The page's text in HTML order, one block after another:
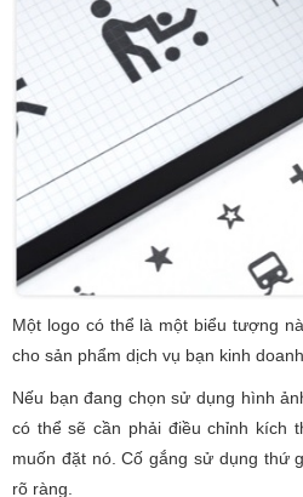
Một logo có thể là một biểu tượng
cho sản phẩm dịch vụ bạn kinh
Nếu bạn đang chọn sử dụng hình
có thể sẽ cần phải điều chỉnh kích
muốn đặt nó. Cố gắng sử dụng thứ
rõ ràng.